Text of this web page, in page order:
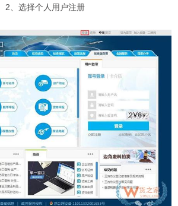
2、选择个人用户注册